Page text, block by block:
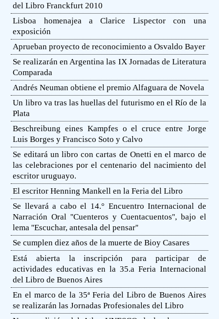
del Libro Franckfurt 2010
Lisboa homenajea a Clarice Lispector con una
exposición
Aprueban proyecto de reconocimiento a Osvaldo Bayer
Se realizarán en Argentina las IX Jornadas de Literatura
Comparada
Andrés Neuman obtiene el premio Alfaguara de Novela
Un libro va tras las huellas del futurismo en el Río de la
Plata
Beschreibung eines Kampfes o el cruce entre Jorge
Luis Borges y Francisco Soto y Calvo
Se editará un libro con cartas de Onetti en el marco de
las celebraciones por el centenario del nacimiento del
escritor uruguayo.
El escritor Henning Mankell en la Feria del Libro
Se llevará a cabo el 14.° Encuentro Internacional de
Narración Oral ''Cuenteros y Cuentacuentos'', bajo el
lema ''Escuchar, antesala del pensar''
Se cumplen diez años de la muerte de Bioy Casares
Está abierta la inscripción para participar de
actividades educativas en la 35.a Feria Internacional
del Libro de Buenos Aires
En el marco de la 35ª Feria del Libro de Buenos Aires
se realizarán las Jornadas Profesionales del Libro